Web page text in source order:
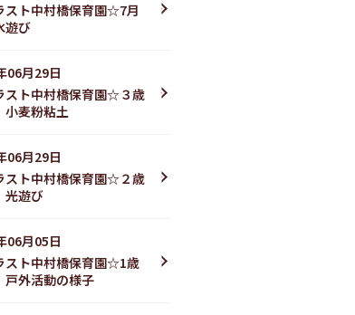
スト中村橋保育園☆7月
遊び
06月29日
スト中村橋保育園☆３歳
麦粉粘土
06月29日
スト中村橋保育園☆２歳
遊び
06月05日
スト中村橋保育園☆1歳
外活動の様子